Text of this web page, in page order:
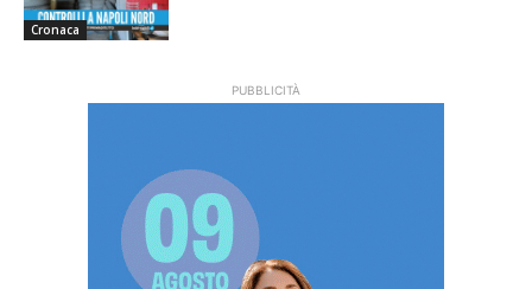
Cronaca
PUBBLICITÀ